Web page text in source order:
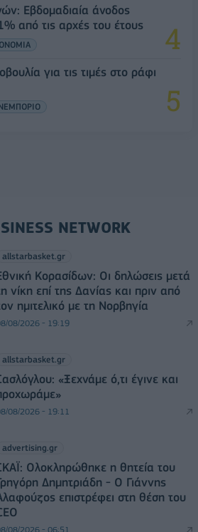
Εβδομαδιαία άνοδος
από τις αρχές του έτους
για τις τιμές στο ράφι
NETWORK
allstarbasket.gr
Κορασίδων: Οι δηλώσεις μετά
νίκη επί της Δανίας και πριν από
ημιτελικό με τη Νορβηγία
08/2026 - 19:19
allstarbasket.gr
«Ξεχνάμε ό,τι έγινε και
08/2026 - 19:11
advertising.gr
Ολοκληρώθηκε η θητεία του
Δημητριάδη - Ο Γιάννης
επιστρέφει στη θέση του
08/2026 - 06:51